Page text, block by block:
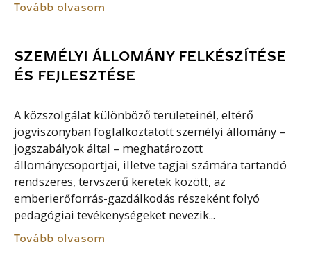
Tovább olvasom
SZEMÉLYI ÁLLOMÁNY FELKÉSZÍTÉSE
ÉS FEJLESZTÉSE
A közszolgálat különböző területeinél, eltérő
jogviszonyban foglalkoztatott személyi állomány –
jogszabályok által – meghatározott
állománycsoportjai, illetve tagjai számára tartandó
rendszeres, tervszerű keretek között, az
emberierőforrás-gazdálkodás részeként folyó
pedagógiai tevékenységeket nevezik...
Tovább olvasom